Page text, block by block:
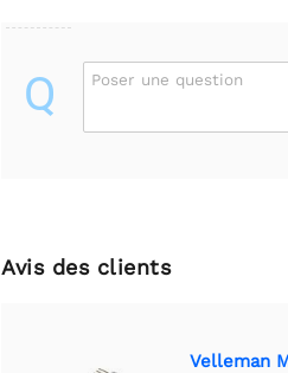
Q Poser une question
Avis des clients
Velleman